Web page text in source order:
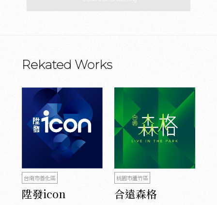
Rekated Works
台南市善化區
陞發icon
桃園市蘆竹區
合遠森格